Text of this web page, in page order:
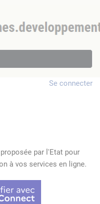
Se connecter
par l'Etat pour
à vos services en ligne.